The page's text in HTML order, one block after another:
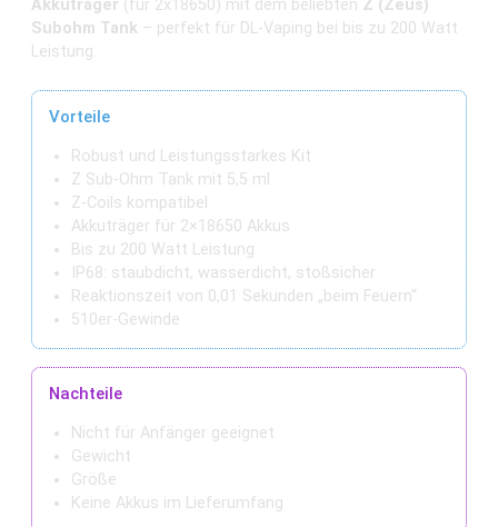
Akkuträger (für 2x18650) mit dem beliebten Z (Zeus)
Subohm Tank – perfekt für DL-Vaping bei bis zu 200 Watt
Leistung.
Vorteile
Robust und Leistungsstarkes Kit
Z Sub-Ohm Tank mit 5,5 ml
Z-Coils kompatibel
Akkuträger für 2×18650 Akkus
Bis zu 200 Watt Leistung
IP68: staubdicht, wasserdicht, stoßsicher
Reaktionszeit von 0,01 Sekunden „beim Feuern“
510er-Gewinde
Nachteile
Nicht für Anfänger geeignet
Gewicht
Größe
Keine Akkus im Lieferumfang